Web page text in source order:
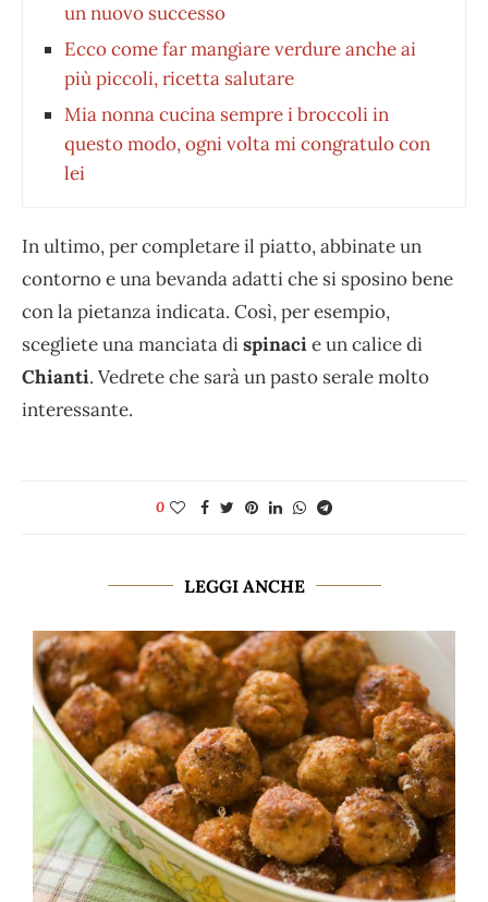
un nuovo successo
Ecco come far mangiare verdure anche ai
più piccoli, ricetta salutare
Mia nonna cucina sempre i broccoli in
questo modo, ogni volta mi congratulo con
lei
In ultimo, per completare il piatto, abbinate un
contorno e una bevanda adatti che si sposino bene
con la pietanza indicata. Così, per esempio,
scegliete una manciata dispinacie un calice di
Chianti. Vedrete che sarà un pasto serale molto
interessante.
0
LEGGI ANCHE